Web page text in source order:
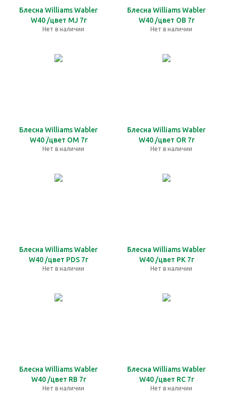
Блесна Williams Wabler
W40 /цвет MJ 7г
Нет в наличии
Блесна Williams Wabler
W40 /цвет OB 7г
Нет в наличии
Блесна Williams Wabler
W40 /цвет OM 7г
Нет в наличии
Блесна Williams Wabler
W40 /цвет OR 7г
Нет в наличии
Блесна Williams Wabler
W40 /цвет PDS 7г
Нет в наличии
Блесна Williams Wabler
W40 /цвет PK 7г
Нет в наличии
Блесна Williams Wabler
W40 /цвет RB 7г
Нет в наличии
Блесна Williams Wabler
W40 /цвет RC 7г
Нет в наличии